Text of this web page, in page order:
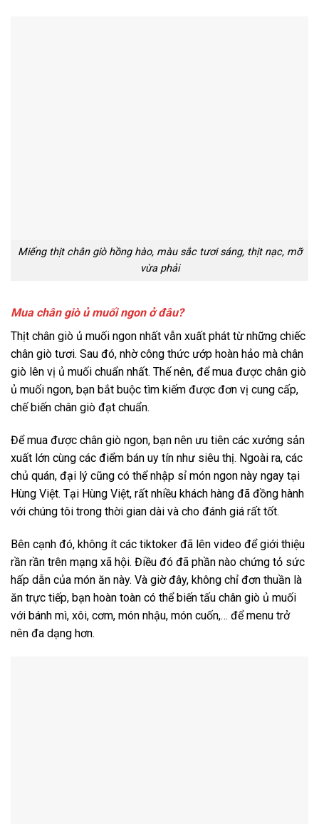
Miếng thịt chân giò hồng hào, màu sắc tươi sáng, thịt nạc, mỡ
vừa phải
Mua chân giò ủ muối ngon ở đâu?
Thịt chân giò ủ muối ngon nhất vẫn xuất phát từ những chiếc
chân giò tươi. Sau đó, nhờ công thức ướp hoàn hảo mà chân
giò lên vị ủ muối chuẩn nhất. Thế nên, để mua được chân giò
ủ muối ngon, bạn bắt buộc tìm kiếm được đơn vị cung cấp,
chế biến chân giò đạt chuẩn.
Để mua được chân giò ngon, bạn nên ưu tiên các xưởng sản
xuất lớn cùng các điểm bán uy tín như siêu thị. Ngoài ra, các
chủ quán, đại lý cũng có thể nhập sỉ món ngon này ngay tại
Hùng Việt. Tại Hùng Việt, rất nhiều khách hàng đã đồng hành
với chúng tôi trong thời gian dài và cho đánh giá rất tốt.
Bên cạnh đó, không ít các tiktoker đã lên video để giới thiệu
rần rần trên mạng xã hội. Điều đó đã phần nào chứng tỏ sức
hấp dẫn của món ăn này. Và giờ đây, không chỉ đơn thuần là
ăn trực tiếp, bạn hoàn toàn có thể biến tấu chân giò ủ muối
với bánh mì, xôi, cơm, món nhậu, món cuốn,… để menu trở
nên đa dạng hơn.